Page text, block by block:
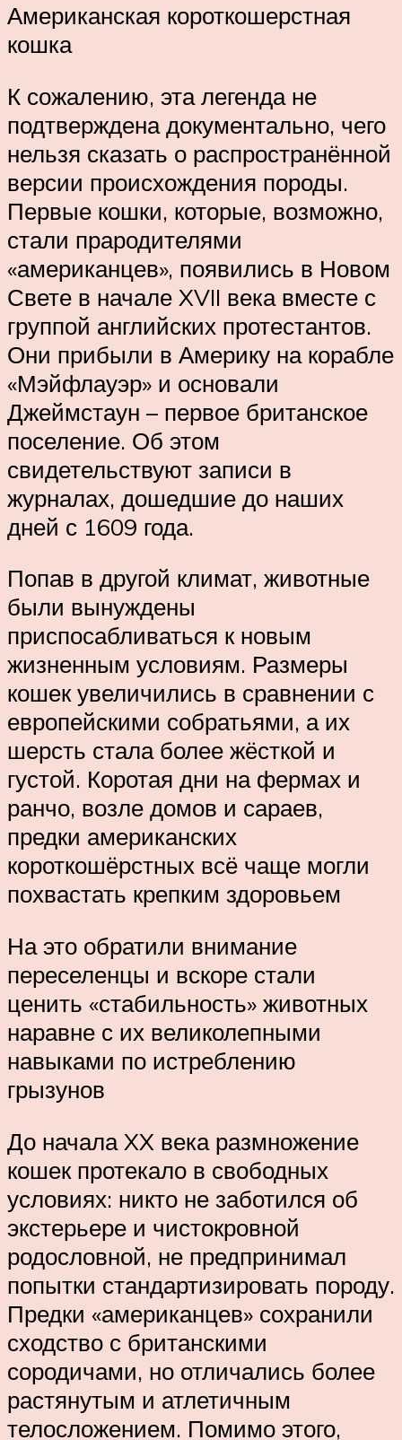
Американская короткошерстная
кошка
К сожалению, эта легенда не
подтверждена документально, чего
нельзя сказать о распространённой
версии происхождения породы.
Первые кошки, которые, возможно,
стали прародителями
«американцев», появились в Новом
Свете в начале XVII века вместе с
группой английских протестантов.
Они прибыли в Америку на корабле
«Мэйфлауэр» и основали
Джеймстаун – первое британское
поселение. Об этом
свидетельствуют записи в
журналах, дошедшие до наших
дней с 1609 года.
Попав в другой климат, животные
были вынуждены
приспосабливаться к новым
жизненным условиям. Размеры
кошек увеличились в сравнении с
европейскими собратьями, а их
шерсть стала более жёсткой и
густой. Коротая дни на фермах и
ранчо, возле домов и сараев,
предки американских
короткошёрстных всё чаще могли
похвастать крепким здоровьем
На это обратили внимание
переселенцы и вскоре стали
ценить «стабильность» животных
наравне с их великолепными
навыками по истреблению
грызунов
До начала XX века размножение
кошек протекало в свободных
условиях: никто не заботился об
экстерьере и чистокровной
родословной, не предпринимал
попытки стандартизировать породу.
Предки «американцев» сохранили
сходство с британскими
сородичами, но отличались более
растянутым и атлетичным
телосложением. Помимо этого,